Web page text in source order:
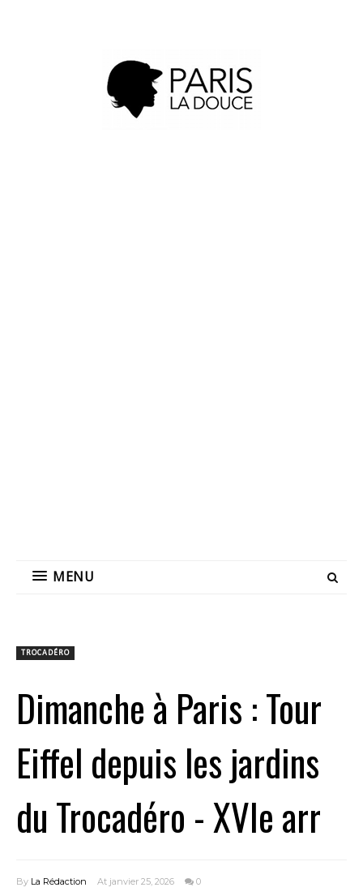
MENU
TROCADÉRO
Dimanche à Paris : Tour
Eiffel depuis les jardins
du Trocadéro - XVIe arr
By La Rédaction At janvier 25, 2026 0